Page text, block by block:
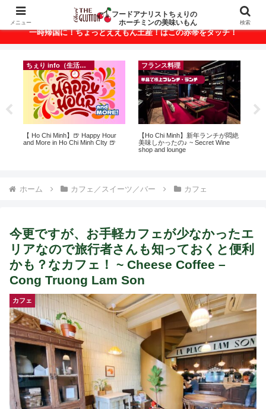
ベトナム・ホーチミンの美味いもんが満載！
一時帰国に！ちょっとええもん土産！はこの赤帯をタッチ！
ちぇり info（生活情報）
【 Ho Chi Minh】🍺 Happy Hour
and More in Ho Chi Minh CIty 🍺
フランス料理
【Ho Chi Minh】新年ランチが悶絶
美味しかったの♪ ~ Secret Wine
shop and lounge
ホーム カフェ／スイーツ／バー カフェ
今更ですが、お手軽カフェが少なかったエ
リアなので旅行者さんも知っておくと便利
かも？なカフェ！ ~ Cheese Coffee –
Cong Truong Lam Son
カフェ
メニュー
フードアナリストちぇりの
ホーチミンの美味いもん
検索